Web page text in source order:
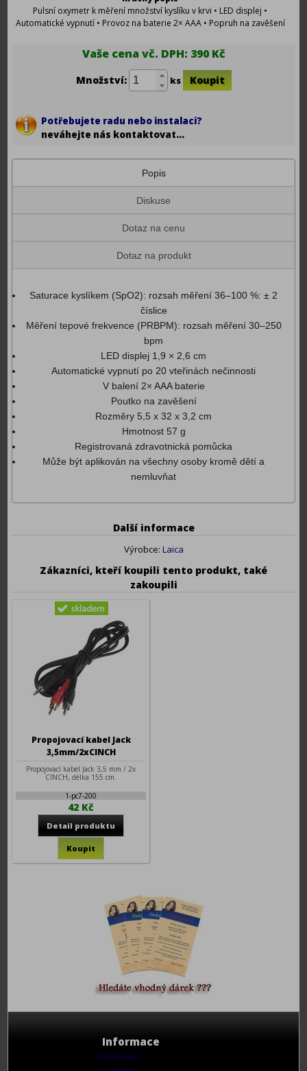
Pulsní oxymetr k měření množství kyslíku v krvi • LED displej •
Automatické vypnutí • Provoz na baterie 2× AAA • Popruh na zavěšení
Vaše cena vč. DPH: 390 Kč
Množství: ks
Potřebujete radu nebo instalaci?
neváhejte nás kontaktovat...
Popis
Diskuse
Dotaz na cenu
Dotaz na produkt
Saturace kyslíkem (SpO2): rozsah měření 36–100 %: ± 2
číslice
Měření tepové frekvence (PRBPM): rozsah měření 30–250
bpm
LED displej 1,9 × 2,6 cm
Automatické vypnutí po 20 vteřinách nečinnosti
V balení 2× AAA baterie
Poutko na zavěšení
Rozměry 5,5 x 32 x 3,2 cm
Hmotnost 57 g
Registrovaná zdravotnická pomůcka
Může být aplikován na všechny osoby kromě dětí a
nemluvňat
Další informace
Výrobce: Laica
Zákazníci, kteří koupili tento produkt, také
zakoupili
Propojovací kabel Jack
3,5mm/2xCINCH
Propojovací kabel Jack 3,5 mm / 2x
CINCH, délka 155 cm.
1-pc7-200
42 Kč
Informace
Obchodní